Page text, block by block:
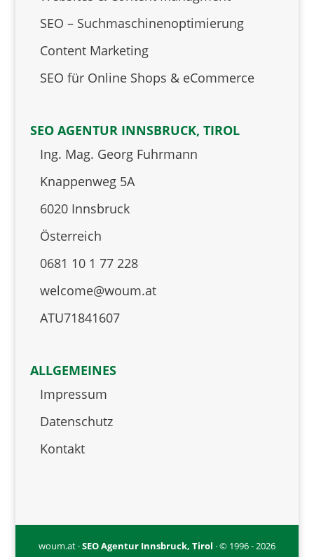
SEO – Suchmaschinenoptimierung
Content Marketing
SEO für Online Shops & eCommerce
SEO AGENTUR INNSBRUCK, TIROL
Ing. Mag. Georg Fuhrmann
Knappenweg 5A
6020 Innsbruck
Österreich
0681 10 1 77 228
welcome@woum.at
ATU71841607
ALLGEMEINES
Impressum
Datenschutz
Kontakt
woum.at ·SEO Agentur Innsbruck, Tirol · © 1996 - 2026